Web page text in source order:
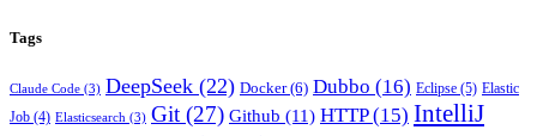
Tags
Claude Code (3) DeepSeek (22) Docker(6) Dubbo (16) Eclipse (5) Elastic
Job (4) Elasticsearch (3) Git (27) Github (11) HTTP(15) IntelliJ